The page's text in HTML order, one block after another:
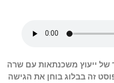
של ייעוץ משכנתאות עם שרה
זה בבלוג בוחן את הגישה